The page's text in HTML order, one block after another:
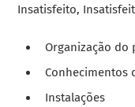
Insatisfeito,
Organização do
Conhecimentos
Instalações